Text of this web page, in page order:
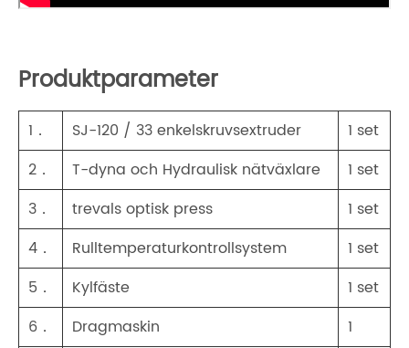
Produktparameter
1． SJ-120 / 33 enkelskruvsextruder
1 set
2．
T-dyna och Hydraulisk nätväxlare
1 set
3．
trevals optisk press
1 set
4．
Rulltemperaturkontrollsystem
1 set
5．
Kylfäste
1 set
6．
Dragmaskin
1